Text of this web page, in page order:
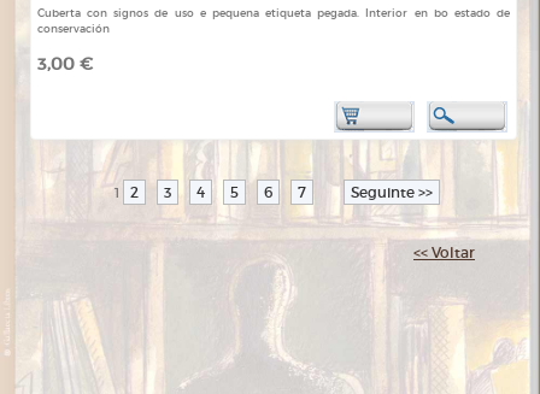
Cuberta con signos de uso e pequena etiqueta pegada. Interior en bo estado de
conservación
3,00 €
1 2 3 4 5 6 7 Seguinte >>
<< Voltar